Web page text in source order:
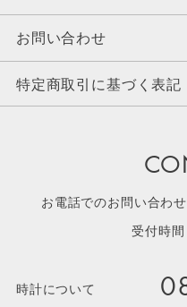
お問い合わせ
特定商取引に基づく表記
お電話でのお問い合わ
受付時
時計について